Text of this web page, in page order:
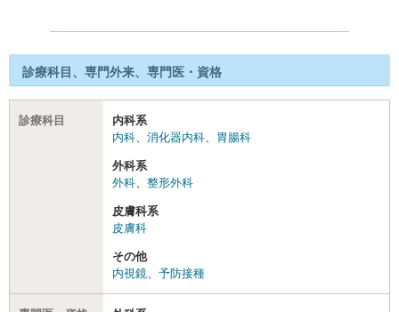
診療科目、専門外来、専門医・資格
診療科目
内科系
内科、 消化器内科、 胃腸科
外科系
外科、 整形外科
皮膚科系
皮膚科
その他
内視鏡、 予防接種